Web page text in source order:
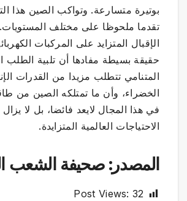
بوتيرة متسارعة. وتواكب الصين هذا
تقدما ملحوظا على مختلف
الإقبال المتزايد على المركبات
حقيقة بسيطة مفادها أن تلبية الطلب
المتنامي تتطلب مزيدا من القدرات
الخضراء، وأن ما تمتلكه الصين من
في هذا المجال لايعد فائضا، بل لا
الاحتياجات العالمية المتزايدة.
المصدر: صحيفة الشعب
Post Views: 32